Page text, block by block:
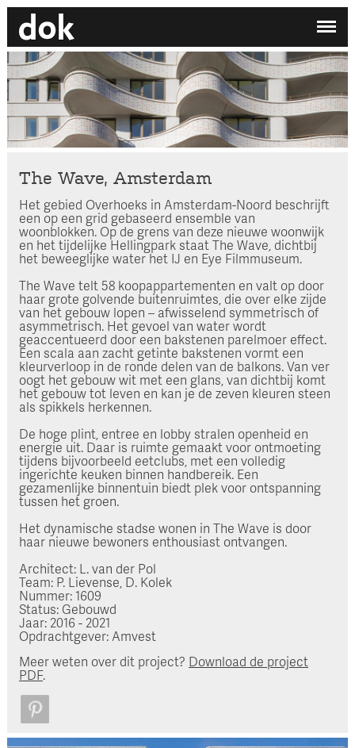
The Wave, Amsterdam
Het gebied Overhoeks in Amsterdam-Noord beschrijft
een op een grid gebaseerd ensemble van
woonblokken. Op de grens van deze nieuwe woonwijk
en het tijdelijke Hellingpark staat The Wave, dichtbij
het beweeglijke water het IJ en Eye Filmmuseum.
The Wave telt 58 koopappartementen en valt op door
haar grote golvende buitenruimtes, die over elke zijde
van het gebouw lopen – afwisselend symmetrisch of
asymmetrisch. Het gevoel van water wordt
geaccentueerd door een bakstenen parelmoer effect.
Een scala aan zacht getinte bakstenen vormt een
kleurverloop in de ronde delen van de balkons. Van ver
oogt het gebouw wit met een glans, van dichtbij komt
het gebouw tot leven en kan je de zeven kleuren steen
als spikkels herkennen.
De hoge plint, entree en lobby stralen openheid en
energie uit. Daar is ruimte gemaakt voor ontmoeting
tijdens bijvoorbeeld eetclubs, met een volledig
ingerichte keuken binnen handbereik. Een
gezamenlijke binnentuin biedt plek voor ontspanning
tussen het groen.
Het dynamische stadse wonen in The Wave is door
haar nieuwe bewoners enthousiast ontvangen.
Architect: L. van der Pol
Team: P. Lievense, D. Kolek
Nummer: 1609
Status: Gebouwd
Jaar: 2016 - 2021
Opdrachtgever: Amvest
Meer weten over dit project? Download de project
PDF.
EN/NL
DOK ARCHITECTEN / WERKEN BIJ DOK
Home
Contact
Zoek op categorie
Zoek een medewerker
✕
Mijn printdocument
Er zijn nog geen projecten aan uw printdocument
toegevoegd.